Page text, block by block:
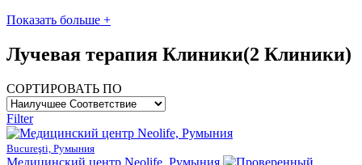
Показать больше +
Лучевая терапия Клиники(2 Клиники)
СОРТИРОВАТЬ ПО
Filter
Bucureşti, Румыния
Медицинский центр Neolife, Румыния